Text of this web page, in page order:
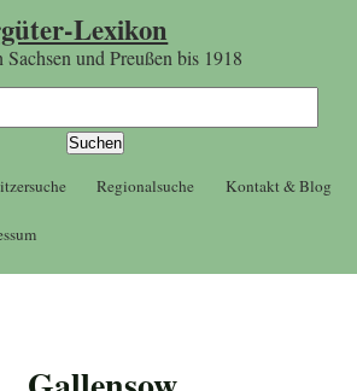
Lexikon
und Preußen bis 1918
Regionalsuche Kontakt & Blog